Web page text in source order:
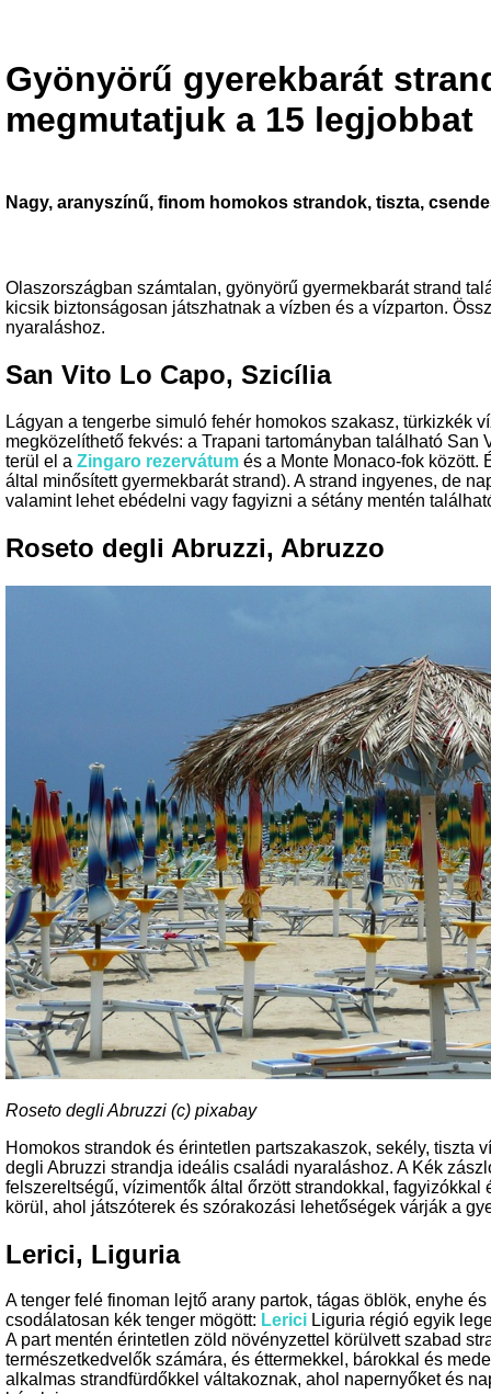
Gyönyörű gyerekbarát
megmutatjuk a 15 legjobbat
Nagy, aranyszínű, finom homokos strandok, tiszta,
Olaszországban számtalan, gyönyörű gyermekbarát strand
kicsik biztonságosan játszhatnak a vízben és a vízparton.
nyaraláshoz.
San Vito Lo Capo, Szicília
Lágyan a tengerbe simuló fehér homokos szakasz, türkizkék
megközelíthető fekvés: a Trapani tartományban található
terül el a Zingaro rezervátum és a Monte Monaco-fok között.
által minősített gyermekbarát strand). A strand ingyenes, de
valamint lehet ebédelni vagy fagyizni a sétány mentén
Roseto degli Abruzzi, Abruzzo
Roseto degli Abruzzi (c) pixabay
Homokos strandok és érintetlen partszakaszok, sekély, tiszta
degli Abruzzi strandja ideális családi nyaraláshoz. A Kék
felszereltségű, vízimentők által őrzött strandokkal,
körül, ahol játszóterek és szórakozási lehetőségek várják a
Lerici, Liguria
A tenger felé finoman lejtő arany partok, tágas öblök, enyhe
csodálatosan kék tenger mögött: Lerici Liguria régió egyik
A part mentén érintetlen zöld növényzettel körülvett szabad
természetkedvelők számára, és éttermekkel, bárokkal és
alkalmas strandfürdőkkel váltakoznak, ahol napernyőket és